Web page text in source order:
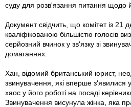
суду для розв'язання питання щодо
Документ свідчить, що комітет із 21
кваліфікованою більшістю голосів
серйозний вчинок у зв'язку зі
домаганнях.
Хан, відомий британський юрист,
звинувачення, які вперше з'явилися
хаос у його роботі на посаді
Звинувачення висунула жінка, яка